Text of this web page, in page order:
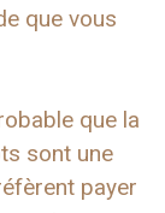
que vous
que la
sont une
payer